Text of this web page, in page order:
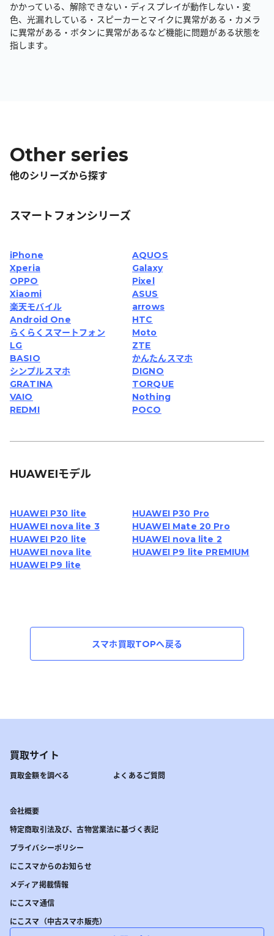
かかっている、解除できない・ディスプレイが動作しない・変
色、光漏れしている・ スピーカーとマイクに異常がある・カメラ
に異常がある・ボタンに異常があるなど機能に問題がある状態を
指します。
Other series
他のシリーズから探す
スマートフォンシリーズ
iPhone
AQUOS
Xperia
Galaxy
OPPO
Pixel
Xiaomi
ASUS
楽天モバイル
arrows
Android One
HTC
らくらくスマートフォン
Moto
LG
ZTE
BASIO
かんたんスマホ
シンプルスマホ
DIGNO
GRATINA
TORQUE
VAIO
Nothing
REDMI
POCO
HUAWEIモデル
HUAWEI P30 lite
HUAWEI P30 Pro
HUAWEI nova lite 3
HUAWEI Mate 20 Pro
HUAWEI P20 lite
HUAWEI nova lite 2
HUAWEI nova lite
HUAWEI P9 lite PREMIUM
HUAWEI P9 lite
スマホ買取TOPへ戻る
買取サイト
買取金額を調べる よくあるご質問
会社概要
特定商取引法及び、古物営業法に基づく表記
プライバシーポリシー
にこスマからのお知らせ
メディア掲載情報
にこスマ通信
にこスマ（中古スマホ販売）